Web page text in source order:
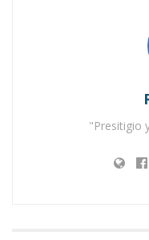
"Presitigio